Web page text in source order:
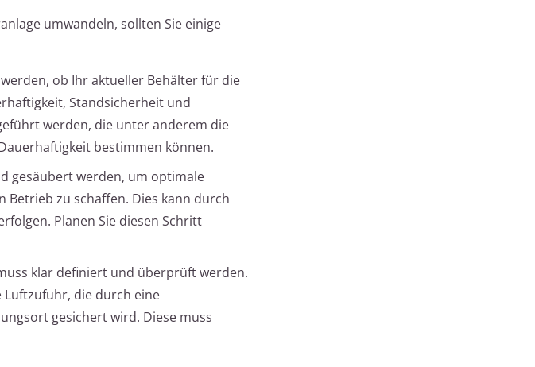
umwandeln, sollten Sie einige
ob Ihr aktueller Behälter für die
Standsicherheit und
werden, die unter anderem die
bestimmen können.
gesäubert werden, um optimale
zu schaffen. Dies kann durch
Planen Sie diesen Schritt
klar definiert und überprüft werden.
die durch eine
gesichert wird. Diese muss